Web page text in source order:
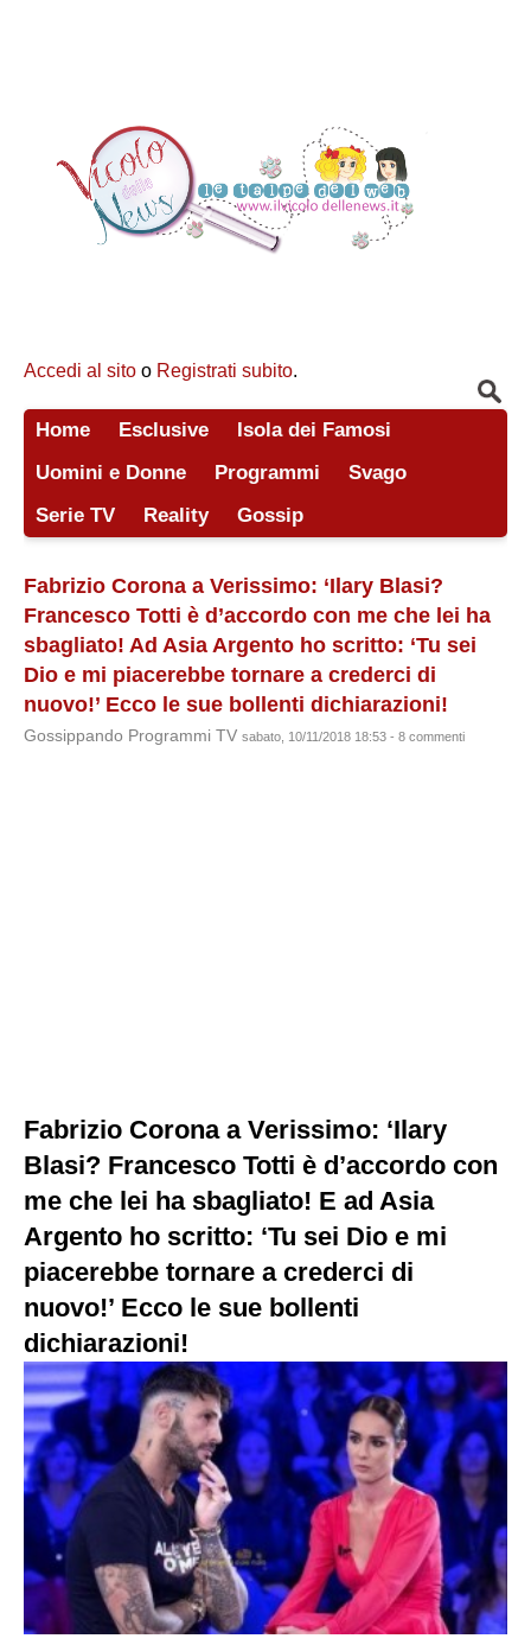
Accedi al sito o Registrati subito.
Home Esclusive
Isola dei Famosi
Uomini e Donne
Programmi
Svago
Serie TV
Reality Gossip
Fabrizio Corona a Verissimo: ‘Ilary Blasi?
Francesco Totti è d’accordo con me che lei ha
sbagliato! Ad Asia Argento ho scritto: ‘Tu sei
Dio e mi piacerebbe tornare a crederci di
nuovo!’ Ecco le sue bollenti dichiarazioni!
Gossippando Programmi TV sabato, 10/11/2018 18:53 - 8 commenti
Fabrizio Corona a Verissimo: ‘Ilary
Blasi? Francesco Totti è d’accordo con
me che lei ha sbagliato! E ad Asia
Argento ho scritto: ‘Tu sei Dio e mi
piacerebbe tornare a crederci di
nuovo!’ Ecco le sue bollenti
dichiarazioni!